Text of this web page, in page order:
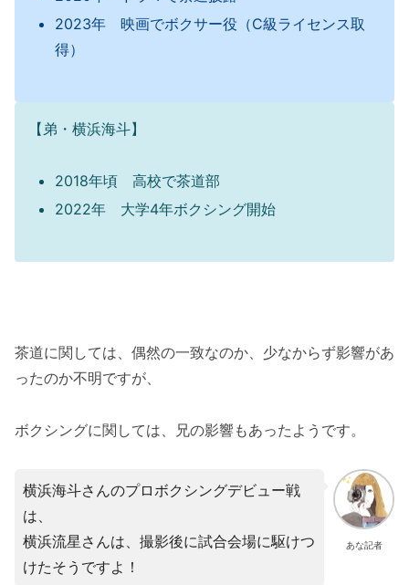
2023年 映画でボクサー役（C級ライセンス取
得）
【弟・横浜海斗】
2018年頃 高校で茶道部
2022年 大学4年ボクシング開始
茶道に関しては、偶然の一致なのか、少なからず影響があ
ったのか不明ですが、
ボクシングに関しては、兄の影響もあったようです。
あな記者
横浜海斗さんのプロボクシングデビュー戦
は、
横浜流星さんは、撮影後に試合会場に駆けつ
けたそうですよ！